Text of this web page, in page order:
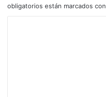
obligatorios están marcados con